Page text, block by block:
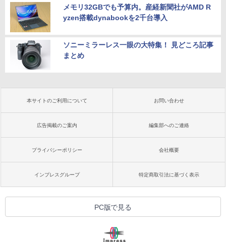
メモリ32GBでも予算内。産経新聞社がAMD R
yzen搭載dynabookを2千台導入
ソニーミラーレス一眼の大特集！ 見どころ記事
まとめ
本サイトのご利用について お問い合わせ
広告掲載のご案内 編集部へのご連絡
プライバシーポリシー 会社概要
インプレスグループ 特定商取引法に基づく表示
PC版で見る